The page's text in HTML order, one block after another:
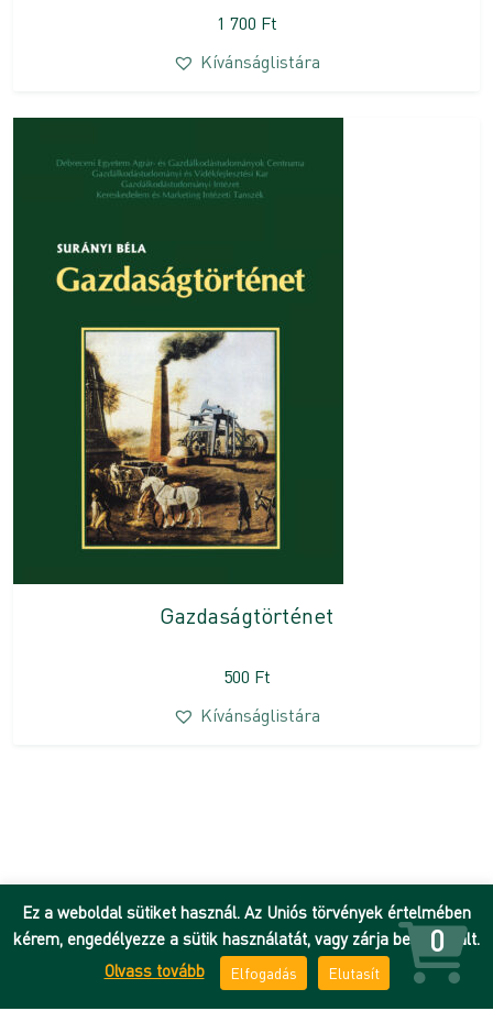
1 700 Ft
Kívánságlistára
Gazdaságtörténet
500 Ft
Kívánságlistára
Ez a weboldal sütiket használ. Az Uniós törvények értelmében
kérem, engedélyezze a sütik használatát, vagy zárja be az oldalt.
Olvass tovább
Elfogadás Elutasít
0